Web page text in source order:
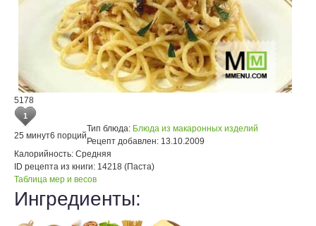
5178
1
25 минут6 порций
Тип блюда: Блюда из макаронных изделий
Рецепт добавлен: 13.10.2009
Калорийность: Средняя
ID рецепта из книги: 14218 (Паста)
Таблица мер и весов
Ингредиенты: